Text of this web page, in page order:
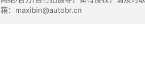
箱：maxibin@autobr.cn